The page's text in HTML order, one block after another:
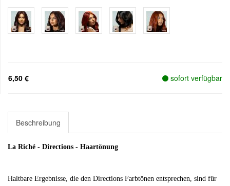
6,50 € sofort verfügbar
Beschreibung
La Riché - Directions - Haartönung
Haltbare Ergebnisse, die den Directions Farbtönen entsprechen, sind für